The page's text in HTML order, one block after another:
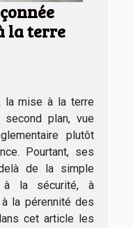
la terre
la mise à la terre
plan, vue
plutôt
Pourtant, ses
de la simple
à la sécurité, à
à la pérennité des
cet article les